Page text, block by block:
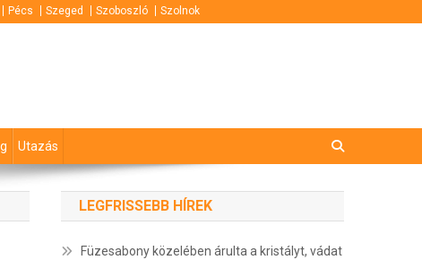
Pécs Szeged Szoboszló Szolnok
Utazás
LEGFRISSEBB HÍREK
Füzesabony közelében árulta a kristályt, vádat